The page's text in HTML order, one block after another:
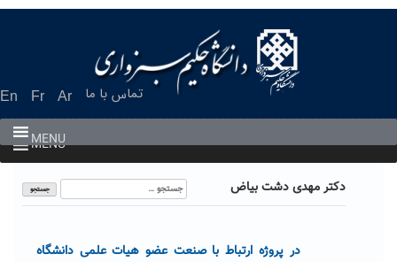
En Fr Ar تماس با ما
MENU
MENU
دکتر مهدی دشت بیاض
جستجو
برای:
در پروژه ارتباط با صنعت عضو هیات علمی دانشگاه